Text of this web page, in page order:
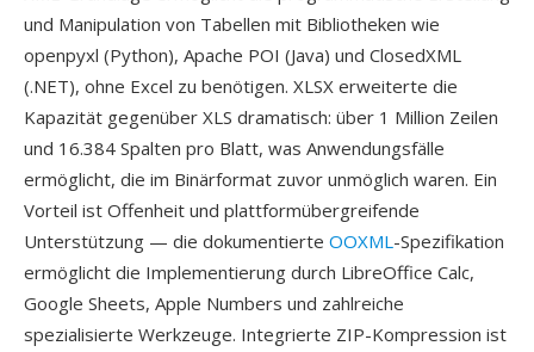
und Manipulation von Tabellen mit Bibliotheken wie
openpyxl (Python), Apache POI (Java) und ClosedXML
(.NET), ohne Excel zu benötigen. XLSX erweiterte die
Kapazität gegenüber XLS dramatisch: über 1 Million Zeilen
und 16.384 Spalten pro Blatt, was Anwendungsfälle
ermöglicht, die im Binärformat zuvor unmöglich waren. Ein
Vorteil ist Offenheit und plattformübergreifende
Unterstützung — die dokumentierte OOXML-Spezifikation
ermöglicht die Implementierung durch LibreOffice Calc,
Google Sheets, Apple Numbers und zahlreiche
spezialisierte Werkzeuge. Integrierte ZIP-Kompression ist